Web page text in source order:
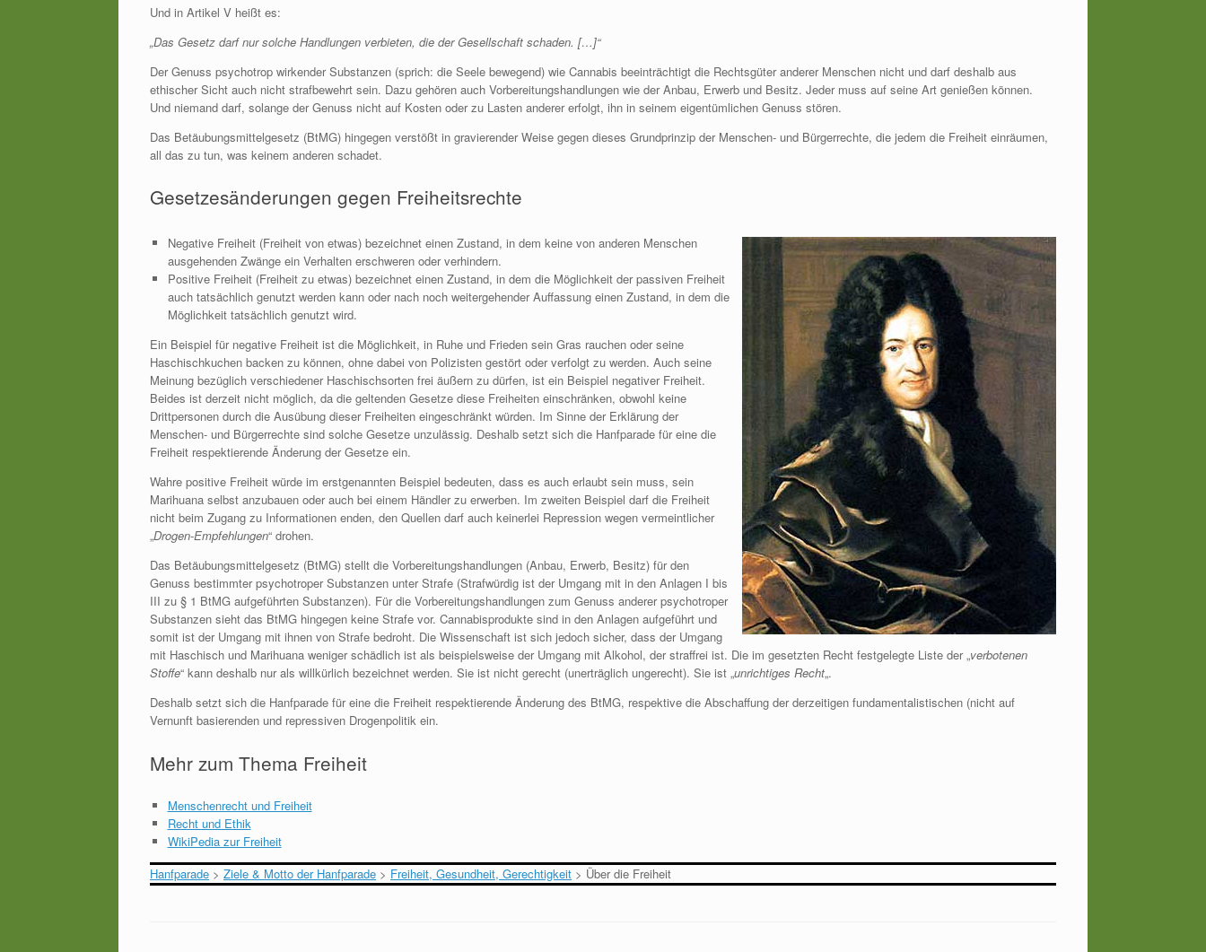
Und in Artikel V heißt es:
„Das Gesetz darf nur solche Handlungen verbieten, die der Gesellschaft schaden. […]“
Der Genuss psychotrop wirkender Substanzen (sprich: die Seele bewegend) wie Cannabis beeinträchtigt die Rechtsgüter anderer Menschen nicht und darf deshalb aus
ethischer Sicht auch nicht strafbewehrt sein. Dazu gehören auch Vorbereitungshandlungen wie der Anbau, Erwerb und Besitz. Jeder muss auf seine Art genießen können.
Und niemand darf, solange der Genuss nicht auf Kosten oder zu Lasten anderer erfolgt, ihn in seinem eigentümlichen Genuss stören.
Das Betäubungsmittelgesetz (BtMG) hingegen verstößt in gravierender Weise gegen dieses Grundprinzip der Menschen- und Bürgerrechte, die jedem die Freiheit einräumen,
all das zu tun, was keinem anderen schadet.
Gesetzesänderungen gegen Freiheitsrechte
Negative Freiheit (Freiheit von etwas) bezeichnet einen Zustand, in dem keine von anderen Menschen
ausgehenden Zwänge ein Verhalten erschweren oder verhindern.
Positive Freiheit (Freiheit zu etwas) bezeichnet einen Zustand, in dem die Möglichkeit der passiven Freiheit
auch tatsächlich genutzt werden kann oder nach noch weitergehender Auffassung einen Zustand, in dem die
Möglichkeit tatsächlich genutzt wird.
Ein Beispiel für negative Freiheit ist die Möglichkeit, in Ruhe und Frieden sein Gras rauchen oder seine
Haschischkuchen backen zu können, ohne dabei von Polizisten gestört oder verfolgt zu werden. Auch seine
Meinung bezüglich verschiedener Haschischsorten frei äußern zu dürfen, ist ein Beispiel negativer Freiheit.
Beides ist derzeit nicht möglich, da die geltenden Gesetze diese Freiheiten einschränken, obwohl keine
Drittpersonen durch die Ausübung dieser Freiheiten eingeschränkt würden. Im Sinne der Erklärung der
Menschen- und Bürgerrechte sind solche Gesetze unzulässig. Deshalb setzt sich die Hanfparade für eine die
Freiheit respektierende Änderung der Gesetze ein.
Wahre positive Freiheit würde im erstgenannten Beispiel bedeuten, dass es auch erlaubt sein muss, sein
Marihuana selbst anzubauen oder auch bei einem Händler zu erwerben. Im zweiten Beispiel darf die Freiheit
nicht beim Zugang zu Informationen enden, den Quellen darf auch keinerlei Repression wegen vermeintlicher
„Drogen-Empfehlungen“ drohen.
Das Betäubungsmittelgesetz (BtMG) stellt die Vorbereitungshandlungen (Anbau, Erwerb, Besitz) für den
Genuss bestimmter psychotroper Substanzen unter Strafe (Strafwürdig ist der Umgang mit in den Anlagen I bis
III zu § 1 BtMG aufgeführten Substanzen). Für die Vorbereitungshandlungen zum Genuss anderer psychotroper
Substanzen sieht das BtMG hingegen keine Strafe vor. Cannabisprodukte sind in den Anlagen aufgeführt und
somit ist der Umgang mit ihnen von Strafe bedroht. Die Wissenschaft ist sich jedoch sicher, dass der Umgang
mit Haschisch und Marihuana weniger schädlich ist als beispielsweise der Umgang mit Alkohol, der straffrei ist. Die im gesetzten Recht festgelegte Liste der „verbotenen
Stoffe“ kann deshalb nur als willkürlich bezeichnet werden. Sie ist nicht gerecht (unerträglich ungerecht). Sie ist „unrichtiges Recht„.
Deshalb setzt sich die Hanfparade für eine die Freiheit respektierende Änderung des BtMG, respektive die Abschaffung der derzeitigen fundamentalistischen (nicht auf
Vernunft basierenden und repressiven Drogenpolitik ein.
Mehr zum Thema Freiheit
Menschenrecht und Freiheit
Recht und Ethik
WikiPedia zur Freiheit
Hanfparade > Ziele & Motto der Hanfparade > Freiheit, Gesundheit, Gerechtigkeit > Über die Freiheit